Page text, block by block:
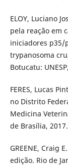
ELOY, Luciano
pela reação em
iniciadores p35/
trypanosoma
Botucatu:
FERES, Lucas
no Distrito
Medicina
de Brasília, 2017.
GREENE, Craig
edição. Rio de